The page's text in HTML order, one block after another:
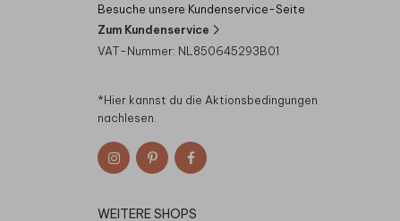
Besuche unsere Kundenservice-Seite
Zum Kundenservice
VAT-Nummer: NL850645293B01
*Hier kannst du die Aktionsbedingungen
nachlesen.
WEITERE SHOPS